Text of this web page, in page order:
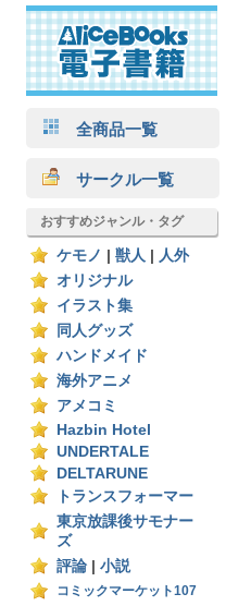
全商品一覧
サークル一覧
おすすめジャンル・タグ
ケモノ 獣人
人外
オリジナル
イラスト集
同人グッズ
ハンドメイド
海外アニメ
アメコミ
Hazbin Hotel
UNDERTALE
DELTARUNE
トランスフォーマー
東京放課後サモナー
ズ
評論
小説
コミックマーケット107